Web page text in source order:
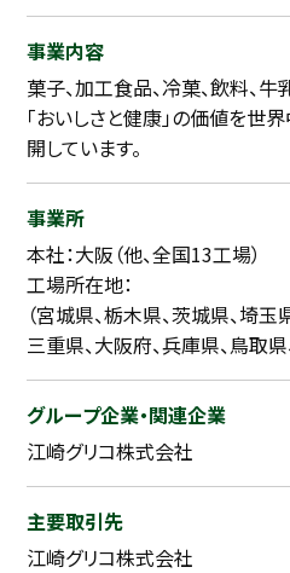
事業内容
菓子、加工食品、冷菓、飲料、牛
「おいしさと健康」の価値を世
開しています。
事業所
本社：大阪（他、全国13工場）
工場所在地：
（宮城県、栃木県、茨城県、埼玉
三重県、大阪府、兵庫県、鳥取県
グループ企業・関連企業
江崎グリコ株式会社
主要取引先
江崎グリコ株式会社